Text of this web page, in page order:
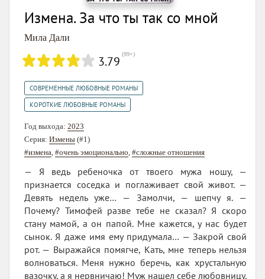
Измена. За что ты так со мной
Мила Дали
3.79 (99+)
СОВРЕМЕННЫЕ ЛЮБОВНЫЕ РОМАНЫ
КОРОТКИЕ ЛЮБОВНЫЕ РОМАНЫ
Год выхода: 2023
Серия: Измены (#1)
#измена #очень эмоционально #сложные отношения
— Я ведь ребеночка от твоего мужа ношу, —
признается соседка и поглаживает свой живот. —
Девять недель уже… — Замолчи, — шепчу я. —
Почему? Тимофей разве тебе не сказал? Я скоро
стану мамой, а он папой. Мне кажется, у нас будет
сынок. Я даже имя ему придумала… — Закрой свой
рот. — Выражайся помягче, Кать, мне теперь нельзя
волноваться. Меня нужно беречь, как хрустальную
вазочку, а я нервничаю! Муж нашел себе любовницу.